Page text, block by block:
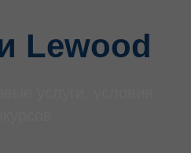
Lewood